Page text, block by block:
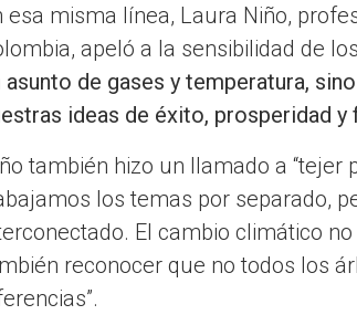
esa misma línea, Laura Niño,
apeló a la sensibilidad de
asunto de gases y temperatura,
ideas de éxito, prosperidad y
también hizo un llamado a “tejer
los temas por separado,
El cambio climático
reconocer que no todos los